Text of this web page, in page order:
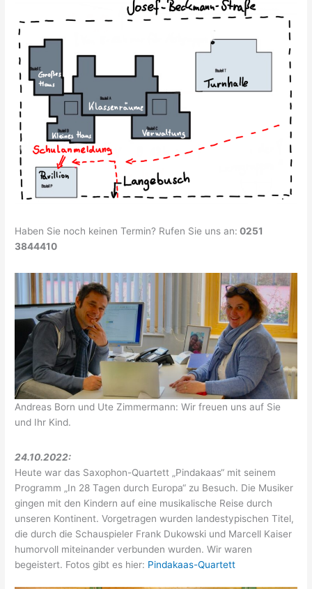
Haben Sie noch keinen Termin? Rufen Sie uns an: 0251
3844410
Andreas Born und Ute Zimmermann: Wir freuen uns auf Sie
und Ihr Kind.
24.10.2022:
Heute war das Saxophon-Quartett „Pindakaas“ mit seinem
Programm „In 28 Tagen durch Europa“ zu Besuch. Die Musiker
gingen mit den Kindern auf eine musikalische Reise durch
unseren Kontinent. Vorgetragen wurden landestypischen Titel,
die durch die Schauspieler Frank Dukowski und Marcell Kaiser
humorvoll miteinander verbunden wurden. Wir waren
begeistert. Fotos gibt es hier: Pindakaas-Quartett